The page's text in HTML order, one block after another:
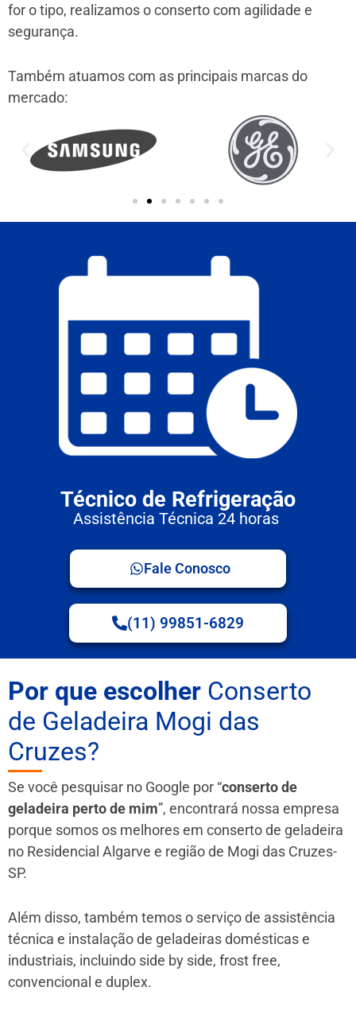
for o tipo, realizamos o conserto com agilidade e
segurança.
Também atuamos com as principais marcas do
mercado:
Técnico de Refrigeração
Assistência Técnica 24 horas
Fale Conosco
(11) 99851-6829
Por que escolher Conserto
de Geladeira Mogi das
Cruzes?
Se você pesquisar no Google por “conserto de
geladeira perto de mim”, encontrará nossa empresa
porque somos os melhores em conserto de geladeira
no Residencial Algarve e região de Mogi das Cruzes-
SP.
Além disso, também temos o serviço de assistência
técnica e instalação de geladeiras domésticas e
industriais, incluindo side by side, frost free,
convencional e duplex.